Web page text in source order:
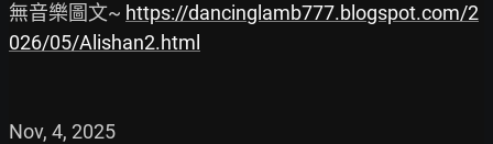
無音樂圖文~ https://dancinglamb777.blogspot.com/2
026/05/Alishan2.html
Nov, 4, 2025